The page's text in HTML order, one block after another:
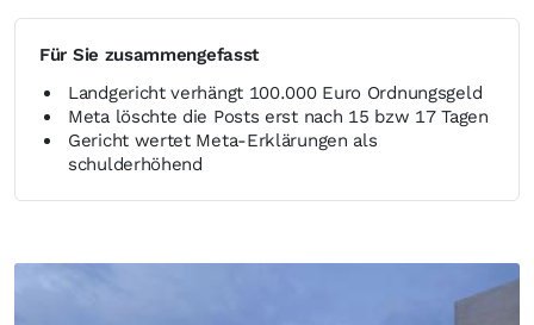
Für Sie zusammengefasst
Landgericht verhängt 100.000 Euro Ordnungsgeld
Meta löschte die Posts erst nach 15 bzw 17 Tagen
Gericht wertet Meta-Erklärungen als
schulderhöhend